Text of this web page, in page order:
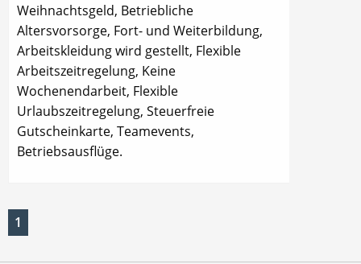
Weihnachtsgeld, Betriebliche
Altersvorsorge, Fort- und Weiterbildung,
Arbeitskleidung wird gestellt, Flexible
Arbeitszeitregelung, Keine
Wochenendarbeit, Flexible
Urlaubszeitregelung, Steuerfreie
Gutscheinkarte, Teamevents,
Betriebsausflüge.
1